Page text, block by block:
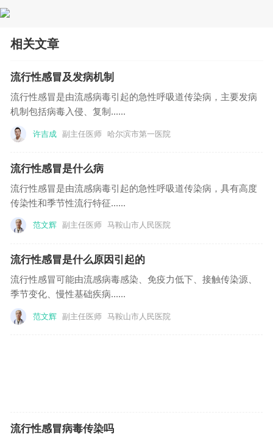
相关文章
流行性感冒及发病机制
流行性感冒是由流感病毒引起的急性呼吸道传染病，主要发病
机制包括病毒入侵、复制......
许吉成 副主任医师 哈尔滨市第一医院
流行性感冒是什么病
流行性感冒是由流感病毒引起的急性呼吸道传染病，具有高度
传染性和季节性流行特征......
范文辉 副主任医师 马鞍山市人民医院
流行性感冒是什么原因引起的
流行性感冒可能由流感病毒感染、免疫力低下、接触传染源、
季节变化、慢性基础疾病......
范文辉 副主任医师 马鞍山市人民医院
流行性感冒病毒传染吗